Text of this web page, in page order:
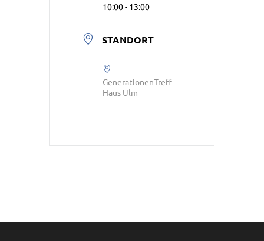
10:00 - 13:00
STANDORT
GenerationenTreff
Haus Ulm